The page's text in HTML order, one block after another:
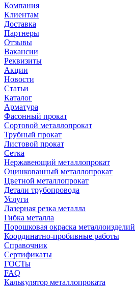
Компания
Клиентам
Доставка
Партнеры
Отзывы
Вакансии
Реквизиты
Акции
Новости
Статьи
Каталог
Арматура
Фасонный прокат
Сортовой металлопрокат
Трубный прокат
Листовой прокат
Сетка
Нержавеющий металлопрокат
Оцинкованный металлопрокат
Цветной металлопрокат
Детали трубопровода
Услуги
Лазерная резка металла
Гибка металла
Порошковая окраска металлоизделий
Координатно-пробивные работы
Справочник
Сертификаты
ГОСТы
FAQ
Калькулятор металлопроката